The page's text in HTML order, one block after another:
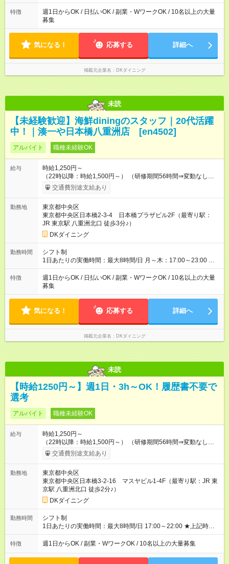
17:00～23:00／土日祝：16:00～23:30 ★上記時間から週1日 ★1
日3h～OK ※勤務時間の変動の可能性あり ※22時以降勤務は18
歳以上(法令による) ■自由シフト制
特徴
週1日からOK / 日払いOK / 副業・WワークOK / 10名以上の大量
募集
気になる！ 応募する 詳細へ
掲載元企業名 DKダイニング
未読
【未経験歓迎】海鮮diningのスタッフ｜20代活躍
中！｜湊一や日本橋八重洲店 [en4502]
アルバイト 職種未経験OK
給与
時給1,250円～
（22時以降：時給1,500円～） （研修期間56時間⇒変動なし） ■
食事補助あり⇒1食200円 ■友人紹介制度あり⇒1人紹介につき最
大3万円支給！ 【試用期間】試用期間なし
交通費別途支給あり
勤務地
東京都中央区
東京都中央区日本橋2-3-4 日本橋プラザビル2F（最寄り駅：
JR 東京駅 八重洲北口 徒歩3分♪）
DKダイニング
勤務時間
シフト制
1日あたりの実働時間：最大8時間/日 月～木：17:00～23:00 金
祝前：17:00～23:30 土日祝：16:00～23:00 ★上記時間から3時
間／日～OK ★週1日～OK ※勤務時間の変動の可能性あり ※22時
以降勤務は18歳以上(法令による) ★自己申告の自由シフト制
特徴
週1日からOK / 日払いOK / 副業・WワークOK / 10名以上の大量
募集
気になる！ 応募する 詳細へ
掲載元企業名 DKダイニング
未読
【時給1250円～】週1日・3h～OK！履歴書不要で
選考
アルバイト 職種未経験OK
給与
時給1,250円～
（22時以降：時給1,500円～） （研修期間56時間⇒変動なし） ■
食事補助あり⇒1食200円 ■友人紹介制度あり⇒1人紹介につき最
大3万円支給！ 【試用期間】試用期間なし
交通費別途支給あり
勤務地
東京都中央区
東京都中央区日本橋3-2-16 マスヤビル1-4F（最寄り駅：JR 東
京駅 八重洲北口 徒歩2分♪）
DKダイニング
勤務時間
シフト制
1日あたりの実働時間：最大8時間/日 17:00～22:00 ★上記時間
から1日3時間～OK ★週1日～OK◎ ※勤務時間の変動の可能性あ
り ※22時以降勤務は18歳以上(法令による) ★自由シフト制
特徴 週1日からOK / 副業・WワークOK / 10名以上の大量募集